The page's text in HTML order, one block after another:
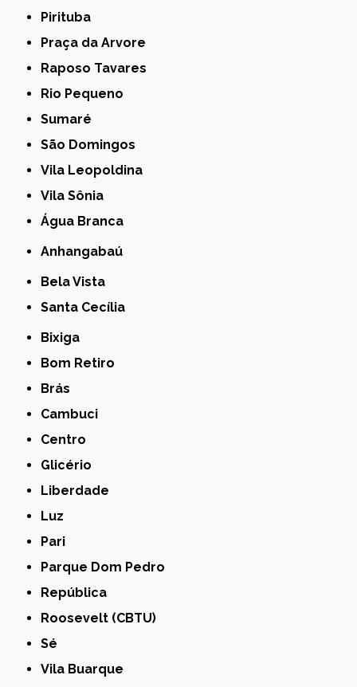
Pirituba
Praça da Arvore
Raposo Tavares
Rio Pequeno
Sumaré
São Domingos
Vila Leopoldina
Vila Sônia
Água Branca
Anhangabaú
Bela Vista
Santa Cecília
Bixiga
Bom Retiro
Brás
Cambuci
Centro
Glicério
Liberdade
Luz
Pari
Parque Dom Pedro
República
Roosevelt (CBTU)
Sé
Vila Buarque